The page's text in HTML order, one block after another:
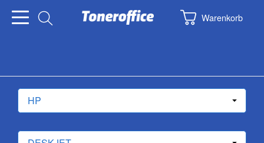
Warenkorb